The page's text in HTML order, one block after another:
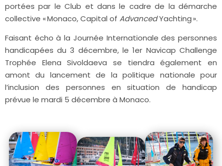
portées par le Club et dans le cadre de la démarche
collective « Monaco, Capital of AdvancedYachting ».
Faisant écho à la Journée Internationale des personnes
handicapées du 3 décembre, le 1er Navicap Challenge
Trophée Elena Sivoldaeva se tiendra également en
amont du lancement de la politique nationale pour
l’inclusion des personnes en situation de handicap
prévue le mardi 5 décembre à Monaco.